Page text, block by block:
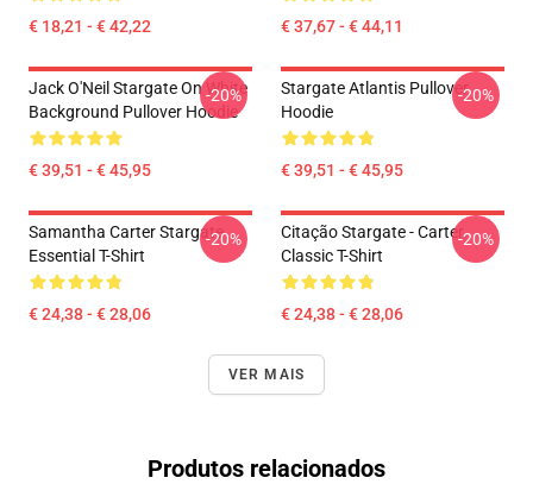
€ 18,21 - € 42,22 € 37,67 - € 44,11
Jack O'Neil Stargate On White
Background Pullover Hoodie
€ 39,51 - € 45,95
-20%
Stargate Atlantis Pullover
Hoodie
€ 39,51 - € 45,95
-20%
Samantha Carter Stargate
Essential T-Shirt
€ 24,38 - € 28,06
-20%
Citação Stargate - Carter
Classic T-Shirt
€ 24,38 - € 28,06
-20%
VER MAIS
Produtos relacionados